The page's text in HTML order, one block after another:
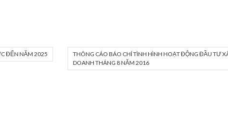
ĐẾN NĂM 2025
THÔNG CÁO BÁO CHÍ TÌNH HÌNH HOẠT ĐỘNG ĐẦU TƯ
DOANH THÁNG 8 NĂM 2016